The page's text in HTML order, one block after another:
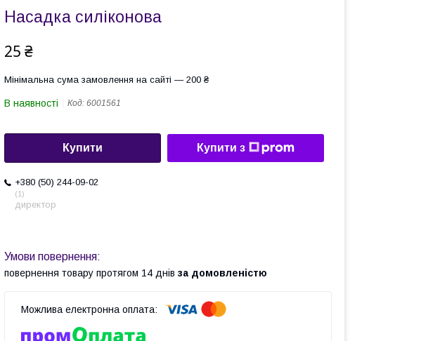
Насадка силіконова
25 ₴
Мінімальна сума замовлення на сайті — 200 ₴
В наявності Код: 6001561
Купити Купити з
+380 (50) 244-09-02
1
директор
повернення товару протягом 14 днів за домовленістю